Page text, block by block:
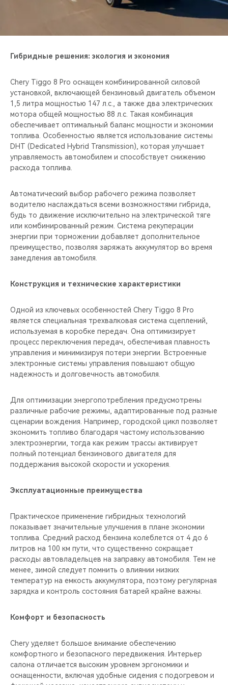
НАШИ МЕРОПРИЯТИЯ
ВИДЕООБЗОРЫ
CHERY ДЛЯ ДЕТЕЙ
Гибридные решения: экология и экономия
Chery Tiggo 8 Pro оснащен комбинированной силовой
установкой, включающей бензиновый двигатель объемом
1,5 литра мощностью 147 л.с., а также два электрических
мотора общей мощностью 88 л.с. Такая комбинация
обеспечивает оптимальный баланс мощности и экономии
топлива. Особенностью является использование системы
DHT (Dedicated Hybrid Transmission), которая улучшает
управляемость автомобилем и способствует снижению
расхода топлива.
Автоматический выбор рабочего режима позволяет
водителю наслаждаться всеми возможностями гибрида,
будь то движение исключительно на электрической тяге
или комбинированный режим. Система рекуперации
энергии при торможении добавляет дополнительное
преимущество, позволяя заряжать аккумулятор во время
замедления автомобиля.
Конструкция и технические характеристики
Одной из ключевых особенностей Chery Tiggo 8 Pro
является специальная трехвалковая система сцеплений,
используемая в коробке передач. Она оптимизирует
процесс переключения передач, обеспечивая плавность
управления и минимизируя потери энергии. Встроенные
электронные системы управления повышают общую
надежность и долговечность автомобиля.
Для оптимизации энергопотребления предусмотрены
различные рабочие режимы, адаптированные под разные
сценарии вождения. Например, городской цикл позволяет
экономить топливо благодаря частому использованию
электроэнергии, тогда как режим трассы активирует
полный потенциал бензинового двигателя для
поддержания высокой скорости и ускорения.
Эксплуатационные преимущества
Практическое применение гибридных технологий
показывает значительные улучшения в плане экономии
топлива. Средний расход бензина колеблется от 4 до 6
литров на 100 км пути, что существенно сокращает
расходы автовладельцев на заправку автомобиля. Тем не
менее, зимой следует помнить о влиянии низких
температур на емкость аккумулятора, поэтому регулярная
зарядка и контроль состояния батарей крайне важны.
Комфорт и безопасность
Chery уделяет большое внимание обеспечению
комфортного и безопасного передвижения. Интерьер
салона отличается высоким уровнем эргономики и
оснащенности, включая удобные сидения с подогревом и